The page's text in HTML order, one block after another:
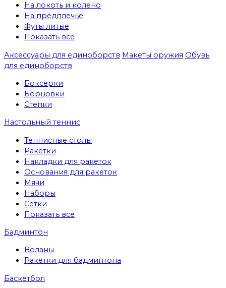
На локоть и колено
На предплечье
Футы литые
Показать все
Аксессуары для единоборств Макеты оружия Обувь
для единоборств
Боксерки
Борцовки
Степки
Настольный теннис
Теннисные столы
Ракетки
Накладки для ракеток
Основания для ракеток
Мячи
Наборы
Сетки
Показать все
Бадминтон
Воланы
Ракетки для бадминтона
Баскетбол